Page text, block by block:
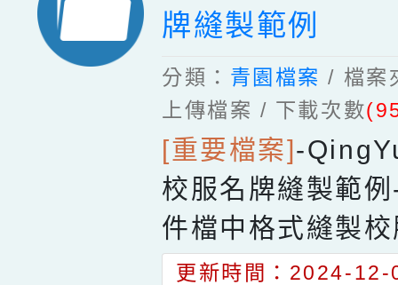
牌縫製範例
分類： 青園檔案 / 檔案
上傳檔案 / 下載次數
[重要檔案]-
校服名牌縫製範
件檔中格式縫製
更新時間：2024-